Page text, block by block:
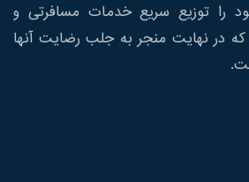
را توزیع سریع خدمات مسافرتی و
در نهایت منجر به جلب رضایت آنها